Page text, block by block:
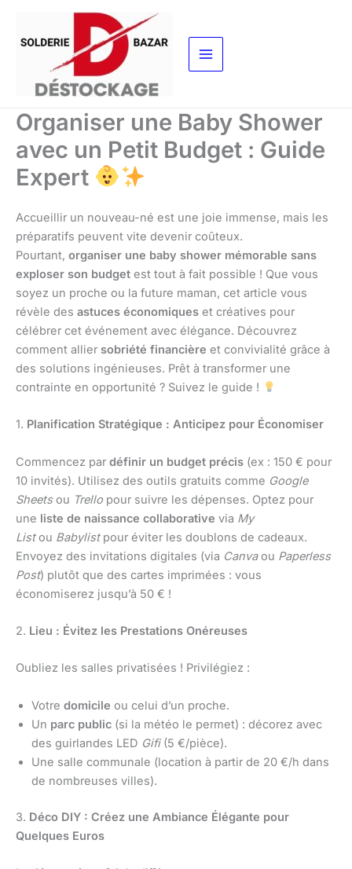
contenu
Organiser une Baby Shower
avec un Petit Budget : Guide
Expert
Accueillir un nouveau-né est une joie immense, mais les
préparatifs peuvent vite devenir coûteux.
Pourtant, organiser une baby shower mémorable sans
exploser son budget est tout à fait possible ! Que vous
soyez un proche ou la future maman, cet article vous
révèle des astuces économiques et créatives pour
célébrer cet événement avec élégance. Découvrez
comment allier sobriété financière et convivialité grâce à
des solutions ingénieuses. Prêt à transformer une
contrainte en opportunité ? Suivez le guide !
1. Planification Stratégique : Anticipez pour Économiser
Commencez par définir un budget précis (ex : 150 € pour
10 invités). Utilisez des outils gratuits comme Google
Sheetsou Trello pour suivre les dépenses. Optez pour
une liste de naissance collaborative via My
Listou Babylistpour éviter les doublons de cadeaux.
Envoyez des invitations digitales (via Canvaou Paperless
Post) plutôt que des cartes imprimées : vous
économiserez jusqu’à 50 € !
2. Lieu : Évitez les Prestations Onéreuses
Oubliez les salles privatisées ! Privilégiez :
Votre domicile ou celui d’un proche.
Un parc public (si la météo le permet) : décorez avec
des guirlandes LED Gifi(5 €/pièce).
Une salle communale (location à partir de 20 €/h dans
de nombreuses villes).
3. Déco DIY : Créez une Ambiance Élégante pour
Quelques Euros